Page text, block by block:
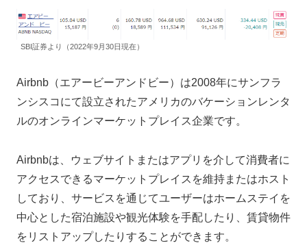
SBI証券より（2022年9月30日現在）
Airbnb（エアービーアンドビー）は2008年にサンフラ
ンシスコにて設立されたアメリカのバケーションレンタ
ルのオンラインマーケットプレイス企業です。
Airbnbは、ウェブサイトまたはアプリを介して消費者に
アクセスできるマーケットプレイスを維持またはホスト
しており、サービスを通じてユーザーはホームステイを
中心とした宿泊施設や観光体験を手配したり、賃貸物件
をリストアップしたりすることができます。